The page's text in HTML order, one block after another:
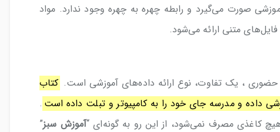
صورت می‌گیرد و رابطه چهره به چهره وجود ندارد. مواد
فایل‌های متنی ارائه می‌شود.
، یک تفاوت، نوع ارائه داده‌های آموزشی است. کتاب
داده و مدرسه جای خود را به کامپیوتر و تبلت داده است .
کاغذی مصرف نمی‌شود، از این رو به گونه‌ای “آموزش سبز”